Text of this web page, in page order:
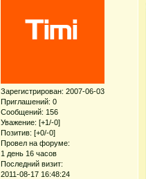
Зарегистрирован: 2007-06-03
Приглашений: 0
Сообщений: 156
Уважение: [+1/-0]
Позитив: [+0/-0]
Провел на форуме:
1 день 16 часов
Последний визит:
2011-08-17 16:48:24